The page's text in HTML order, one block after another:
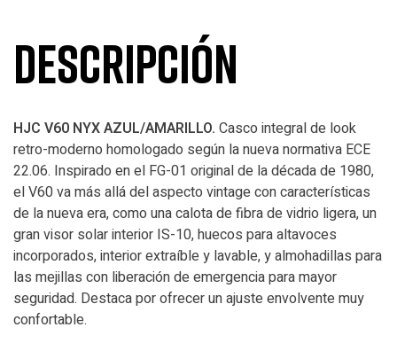
Descripción
HJC V60 NYX AZUL/AMARILLO. Casco integral de look
retro-moderno homologado según la nueva normativa ECE
22.06. Inspirado en el FG-01 original de la década de 1980,
el V60 va más allá del aspecto vintage con características
de la nueva era, como una calota de fibra de vidrio ligera, un
gran visor solar interior IS-10, huecos para altavoces
incorporados, interior extraíble y lavable, y almohadillas para
las mejillas con liberación de emergencia para mayor
seguridad. Destaca por ofrecer un ajuste envolvente muy
confortable.